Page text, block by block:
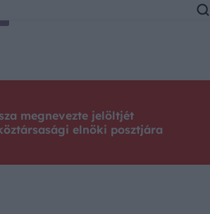
megnevezte jelöltjét
elnöki posztjára